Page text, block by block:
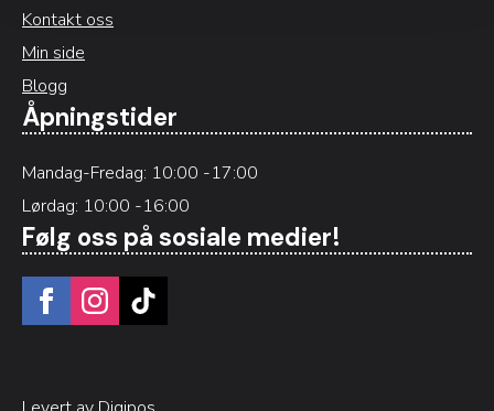
Kontakt oss
Min side
Blogg
Åpningstider
Mandag-Fredag: 10:00 -17:00
Lørdag: 10:00 -16:00
Følg oss på sosiale medier!